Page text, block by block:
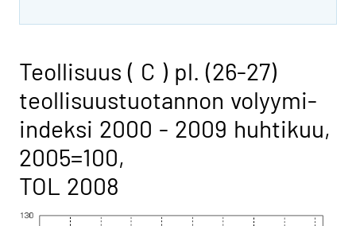
Teollisuus ( C ) pl. (26-27)
teollisuustuotannon volyymi-
indeksi 2000 - 2009 huhtikuu,
2005=100,
TOL 2008